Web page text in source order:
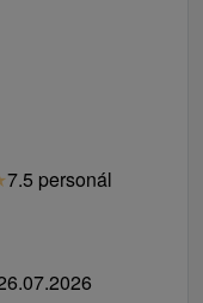
7.5 personál